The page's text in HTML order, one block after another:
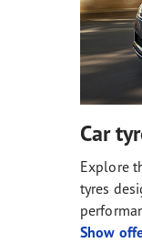
Car
Explore
tyres
Show